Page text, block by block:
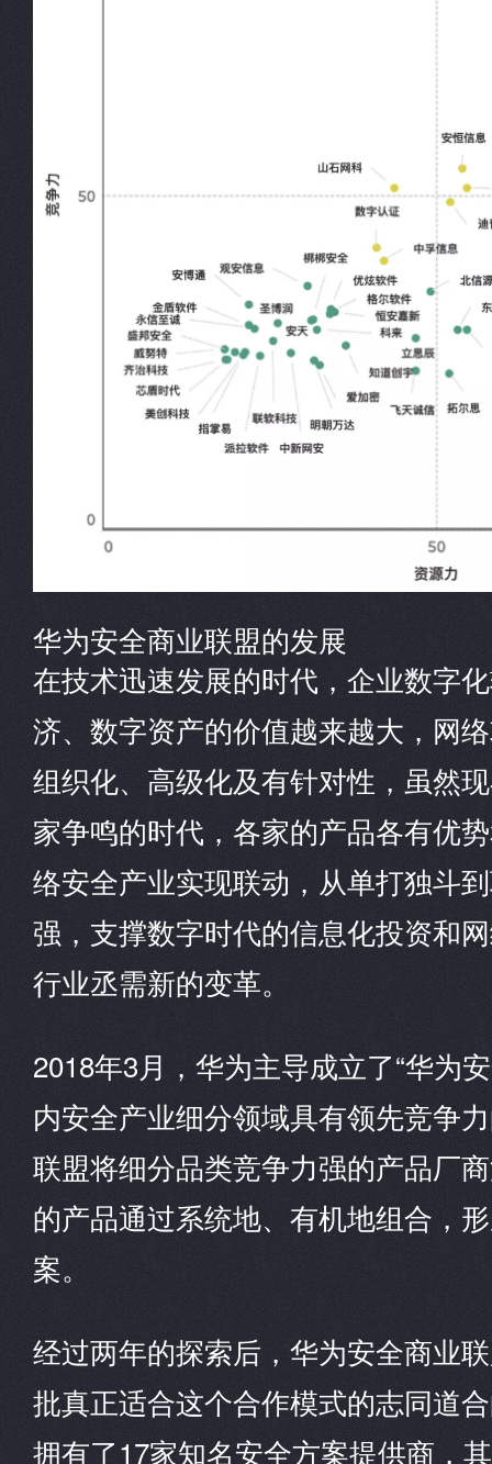
华为安全商业联盟的发展
在技术迅速发展的时代，企业数字
济、数字资产的价值越来越大，网
组织化、高级化及有针对性，虽然
家争鸣的时代，各家的产品各有优
络安全产业实现联动，从单打独斗
强，支撑数字时代的信息化投资和
行业丞需新的变革。
2018年3月，华为主导成立了“华为
内安全产业细分领域具有领先竞争
联盟将细分品类竞争力强的产品厂
的产品通过系统地、有机地组合，
案。
经过两年的探索后，华为安全商业
批真正适合这个合作模式的志同道
拥有了17家知名安全方案提供商，